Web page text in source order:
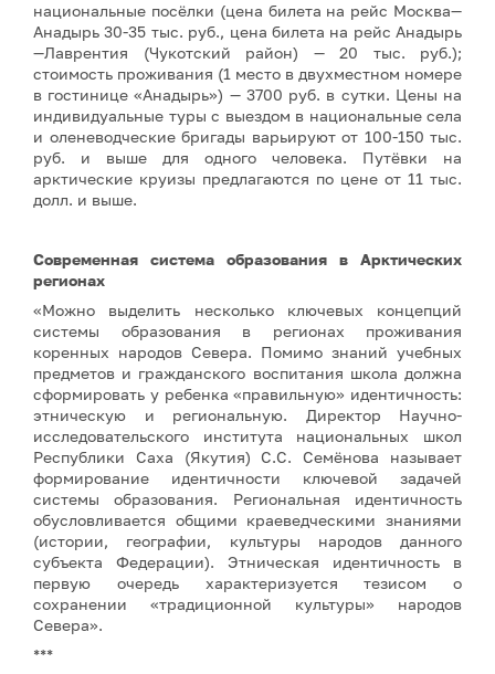
национальные посёлки (цена билета на рейс Москва—
Анадырь 30-35 тыс. руб., цена билета на рейс Анадырь
—Лаврентия (Чукотский район) — 20 тыс. руб.);
стоимость проживания (1 место в двухместном номере
в гостинице «Анадырь») — 3700 руб. в сутки. Цены на
индивидуальные туры с выездом в национальные села
и оленеводческие бригады варьируют от 100-150 тыс.
руб. и выше для одного человека. Путёвки на
арктические круизы предлагаются по цене от 11 тыс.
долл. и выше.
Современная система образования в Арктических
регионах
«Можно выделить несколько ключевых концепций
системы образования в регионах проживания
коренных народов Севера. Помимо знаний учебных
предметов и гражданского воспитания школа должна
сформировать у ребенка «правильную» идентичность:
этническую и региональную. Директор Научно-
исследовательского института национальных школ
Республики Саха (Якутия) С.С. Семёнова называет
формирование идентичности ключевой задачей
системы образования. Региональная идентичность
обусловливается общими краеведческими знаниями
(истории, географии, культуры народов данного
субъекта Федерации). Этническая идентичность в
первую очередь характеризуется тезисом о
сохранении «традиционной культуры» народов
Севера».
***